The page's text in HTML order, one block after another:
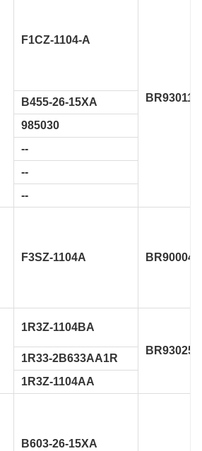
F1CZ-1104-A
BR930117
B455-26-15XA
985030
--
--
--
F3SZ-1104A BR900048
1R3Z-1104BA
BR930250
1R33-2B633AA1R
1R3Z-1104AA
B603-26-15XA